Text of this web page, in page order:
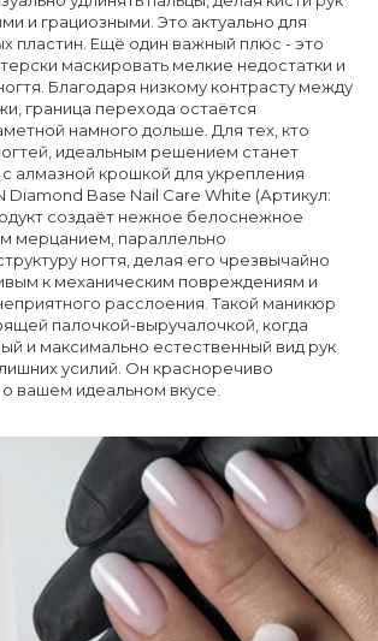
и грациозными. Это актуально для
пластин. Ещё один важный плюс - это
маскировать мелкие недостатки и
Благодаря низкому контрасту между
граница перехода остаётся
намного дольше. Для тех, кто
идеальным решением станет
алмазной крошкой для укрепления
Diamond Base Nail Care White (Артикул:
создаёт нежное белоснежное
мерцанием, параллельно
ногтя, делая его чрезвычайно
к механическим повреждениям и
расслоения. Такой маникюр
палочкой-выручалочкой, когда
и максимально естественный вид рук
усилий. Он красноречиво
вашем идеальном вкусе.